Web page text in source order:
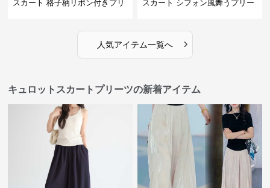
スカート 格子柄リボン付きプリ
スカート シフォン風舞うプリー
人気アイテム一覧へ ›
キュロットスカートプリーツの新着アイテム